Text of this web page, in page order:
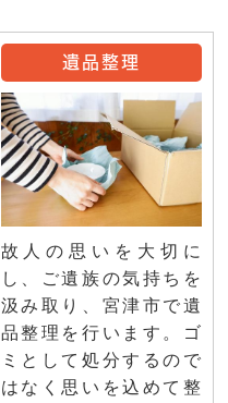
遺品整理
故人の思いを大切に
し、ご遺族の気持ちを
汲み取り、宮津市で遺
品整理を行います。ゴ
ミとして処分するので
はなく思いを込めて整